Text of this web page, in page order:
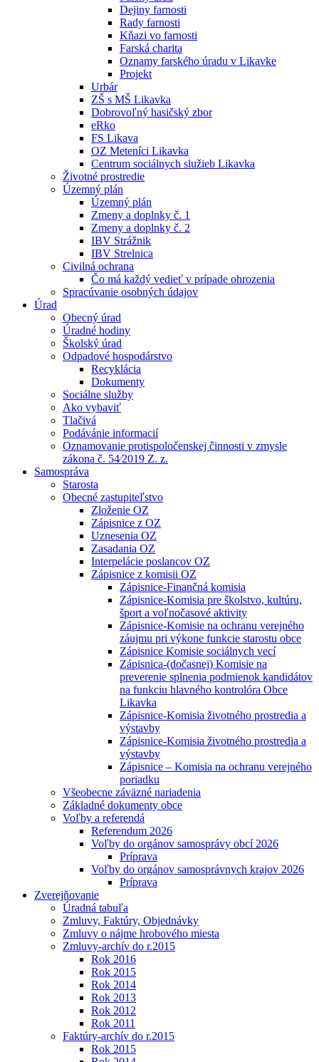
Dejiny farnosti
Rady farnosti
Kňazi vo farnosti
Farská charita
Oznamy farského úradu v Likavke
Projekt
Urbár
ZŠ s MŠ Likavka
Dobrovoľný hasičský zbor
eRko
FS Likava
OZ Meteníci Likavka
Centrum sociálnych služieb Likavka
Životné prostredie
Územný plán
Územný plán
Zmeny a doplnky č. 1
Zmeny a doplnky č. 2
IBV Strážnik
IBV Strelnica
Civilná ochrana
Čo má každý vedieť v prípade ohrozenia
Spracúvanie osobných údajov
Úrad
Obecný úrad
Úradné hodiny
Školský úrad
Odpadové hospodárstvo
Recyklácia
Dokumenty
Sociálne služby
Ako vybaviť
Tlačivá
Podávánie informacií
Oznamovanie protispoločenskej činnosti v zmysle
zákona č. 54⁄2019 Z. z.
Samospráva
Starosta
Obecné zastupiteľstvo
Zloženie OZ
Zápisnice z OZ
Uznesenia OZ
Zasadania OZ
Interpelácie poslancov OZ
Zápisnice z komisii OZ
Zápisnice-Finančná komisia
Zápisnice-Komisia pre školstvo, kultúru,
šport a voľnočasové aktivity
Zápisnice-Komisie na ochranu verejného
záujmu pri výkone funkcie starostu obce
Zápisnice Komisie sociálnych vecí
Zápisnica-(dočasnej) Komisie na
preverenie splnenia podmienok kandidátov
na funkciu hlavného kontrolóra Obce
Likavka
Zápisnice-Komisia životného prostredia a
výstavby
Zápisnice-Komisia životného prostredia a
výstavby
Zápisnice – Komisia na ochranu verejného
poriadku
Všeobecne záväzné nariadenia
Základné dokumenty obce
Voľby a referendá
Referendum 2026
Voľby do orgánov samosprávy obcí 2026
Príprava
Voľby do orgánov samosprávnych krajov 2026
Príprava
Zverejňovanie
Úradná tabuľa
Zmluvy, Faktúry, Objednávky
Zmluvy o nájme hrobového miesta
Zmluvy-archív do r.2015
Rok 2016
Rok 2015
Rok 2014
Rok 2013
Rok 2012
Rok 2011
Faktúry-archív do r.2015
Rok 2015